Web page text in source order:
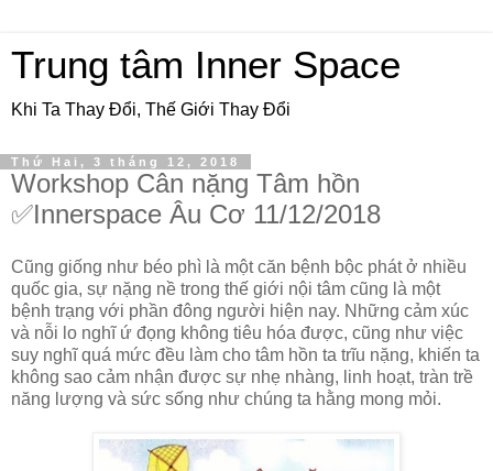
Trung tâm Inner Space
Khi Ta Thay Đổi, Thế Giới Thay Đổi
Thứ Hai, 3 tháng 12, 2018
Workshop Cân nặng Tâm hồn
✅Innerspace Âu Cơ 11/12/2018
Cũng giống như béo phì là một căn bệnh bộc phát ở nhiều
quốc gia, sự nặng nề trong thế giới nội tâm cũng là một
bệnh trạng với phần đông người hiện nay. Những cảm xúc
và nỗi lo nghĩ ứ đọng không tiêu hóa được, cũng như việc
suy nghĩ quá mức đều làm cho tâm hồn ta trĩu nặng, khiến ta
không sao cảm nhận được sự nhẹ nhàng, linh hoạt, tràn trề
năng lượng và sức sống như chúng ta hằng mong mỏi.